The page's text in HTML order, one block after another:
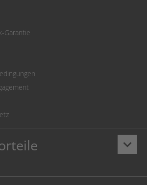
Garantie
keyboard_arrow_down
Hausmarke Garantieauf Toner und Tinte